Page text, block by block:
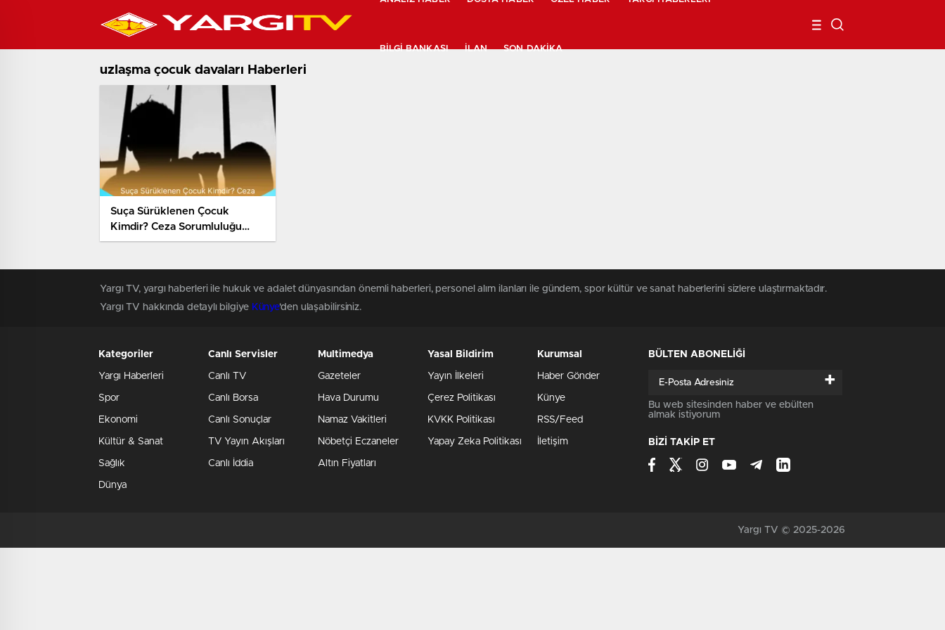
BILGI BANKASI İLAN SON DAKIKA
uzlaşma çocuk davaları Haberleri
Suça Sürüklenen Çocuk
Kimdir? Ceza Sorumluluğu
Nedir?
Yargı TV, yargı haberleri ile hukuk ve adalet dünyasından önemli haberleri, personel alım ilanları ile gündem, spor kültür ve sanat haberlerini sizlere ulaştırmaktadır.
Yargı TV hakkında detaylı bilgiye Künye'den ulaşabilirsiniz.
Kategoriler
Yargı Haberleri
Spor
Ekonomi
Kültür & Sanat
Sağlık
Dünya
Canlı Servisler
Canlı TV
Canlı Borsa
Canlı Sonuçlar
TV Yayın Akışları
Canlı İddia
Multimedya
Gazeteler
Hava Durumu
Namaz Vakitleri
Nöbetçi Eczaneler
Altın Fiyatları
Yasal Bildirim
Yayın İlkeleri
Çerez Politikası
KVKK Politikası
Yapay Zeka Politikası
Kurumsal
Haber Gönder
Künye
RSS/Feed
İletişim
BÜLTEN ABONELİĞİ
+
Bu web sitesinden haber ve ebülten
almak istiyorum
BİZİ TAKİP ET
Yargı TV © 2025-2026